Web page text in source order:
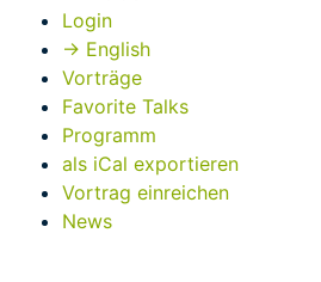
Login
→ English
Vorträge
Favorite Talks
Programm
als iCal exportieren
Vortrag einreichen
News